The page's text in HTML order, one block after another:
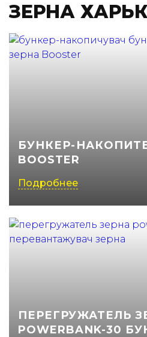
ЗЕРНА
БУНКЕР-
BOOSTER
Подробнее
ПЕРЕГРУЖАТЕЛЬ
POWERBANK-30